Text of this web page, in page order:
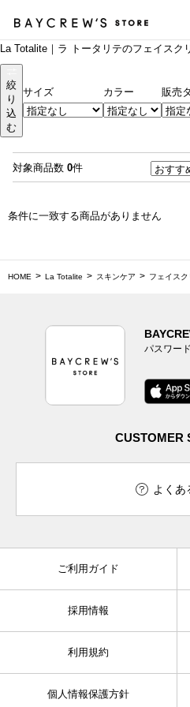
La Totalite｜ラ トータリテのフェイスク
絞
り
込
む
サイズ カラー 販売
対象商品数 0件
条件に一致する商品がありません
HOME La Totalite スキンケア フェイスク
パスワー
CUSTOMER
よくあ
ご利用ガイド
採用情報
利用規約
個人情報保護方針